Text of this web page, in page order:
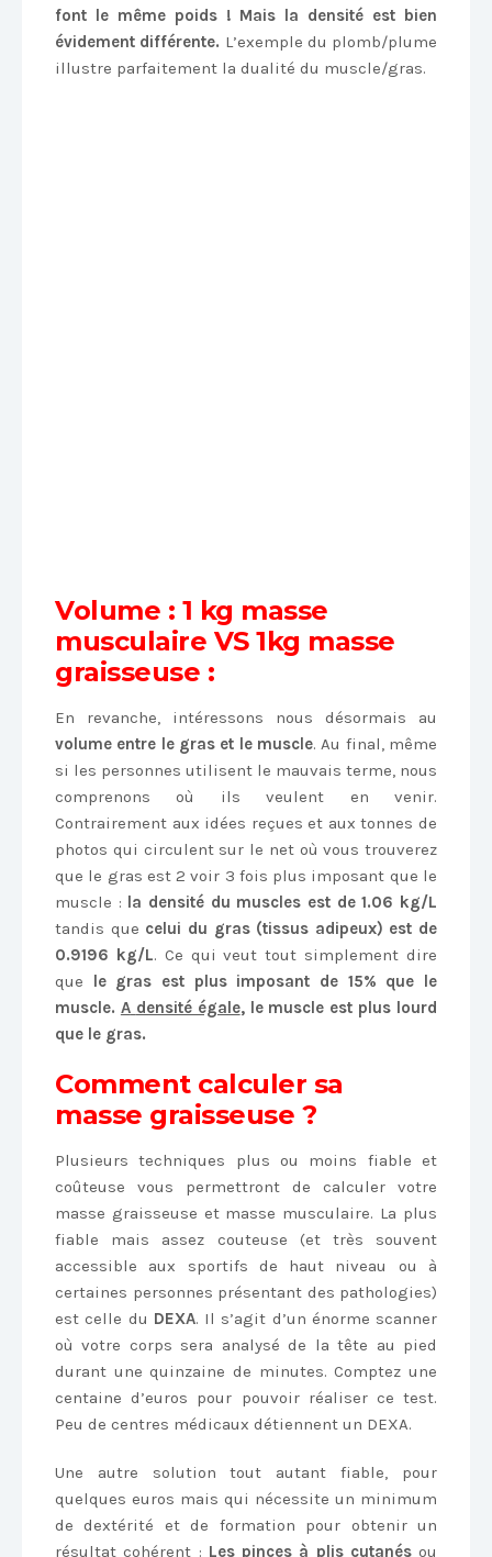
font le même poids ! Mais la densité est bien
évidement différente. L’exemple du plomb/plume
illustre parfaitement la dualité du muscle/gras.
Volume : 1 kg masse
musculaire VS 1kg masse
graisseuse :
En revanche, intéressons nous désormais au
volume entre le gras et le muscle. Au final, même
si les personnes utilisent le mauvais terme, nous
comprenons où ils veulent en venir.
Contrairement aux idées reçues et aux tonnes de
photos qui circulent sur le net où vous trouverez
que le gras est 2 voir 3 fois plus imposant que le
muscle : la densité du muscles est de 1.06 kg/L
tandis que celui du gras (tissus adipeux) est de
0.9196 kg/L. Ce qui veut tout simplement dire
que le gras est plus imposant de 15% que le
muscle. A densité égale, le muscle est plus lourd
que le gras.
Comment calculer sa
masse graisseuse ?
Plusieurs techniques plus ou moins fiable et
coûteuse vous permettront de calculer votre
masse graisseuse et masse musculaire. La plus
fiable mais assez couteuse (et très souvent
accessible aux sportifs de haut niveau ou à
certaines personnes présentant des pathologies)
est celle du DEXA. Il s’agit d’un énorme scanner
où votre corps sera analysé de la tête au pied
durant une quinzaine de minutes. Comptez une
centaine d’euros pour pouvoir réaliser ce test.
Peu de centres médicaux détiennent un DEXA.
Une autre solution tout autant fiable, pour
quelques euros mais qui nécessite un minimum
de dextérité et de formation pour obtenir un
résultat cohérent : Les pinces à plis cutanésou